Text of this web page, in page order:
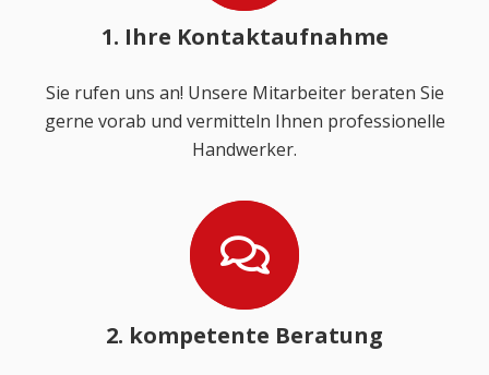
1. Ihre Kontaktaufnahme
Sie rufen uns an! Unsere Mitarbeiter beraten Sie
gerne vorab und vermitteln Ihnen professionelle
Handwerker.
2. kompetente Beratung